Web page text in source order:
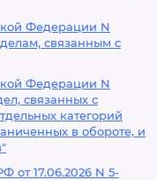
Федерации N
связанным с
Федерации N
связанных с
категорий
в обороте, и
от 17.06.2026 N 5-